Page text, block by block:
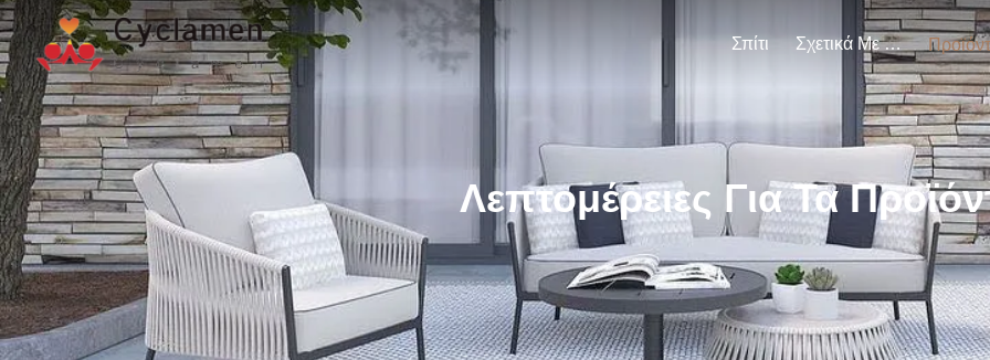
Σπίτι Σχετικά Με Εμάς
Λεπτομέρειες Για Τα